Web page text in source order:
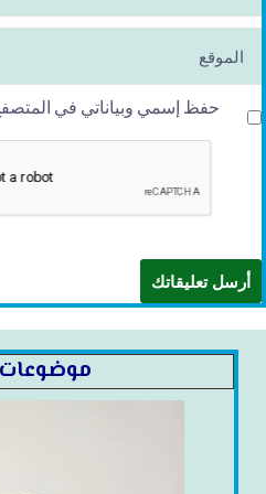
ai
l*
حفظ إسمي وبياناتي في